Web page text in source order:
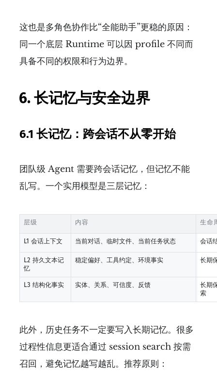
这也是多角色协作比“全能助手”更稳的原因：
同一个底层 Runtime 可以因 profile 不同而
具备不同的权限和行为边界。
6. 长记忆与安全边界
6.1 长记忆：跨会话不从零开始
团队级 Agent 需要跨会话记忆，但记忆不能
乱写。一个实用模型是三层记忆：
层级 内容 生命
L1 会话上下文 当前对话、临时文件、当前任务状态 会话
L2 持久文本记
忆
稳定偏好、工具约定、环境事实 长期
L3 结构化事实 实体、关系、可信度、反馈
长期
索
此外，历史任务不一定要写入长期记忆。很多
过程性信息更适合通过 session search 按需
召回，避免记忆越写越乱。推荐原则：